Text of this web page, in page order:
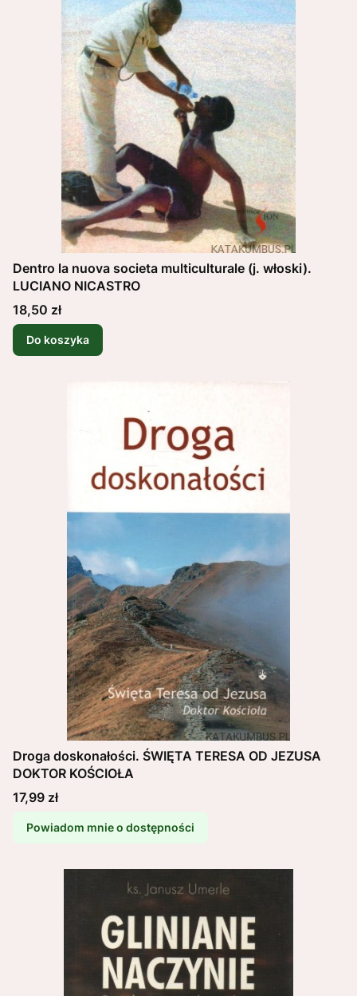
Dentro la nuova societa multiculturale (j. włoski).
LUCIANO NICASTRO
Cena
18,50 zł
Do koszyka
Droga doskonałości. ŚWIĘTA TERESA OD JEZUSA
DOKTOR KOŚCIOŁA
Cena
17,99 zł
Powiadom mnie o dostępności